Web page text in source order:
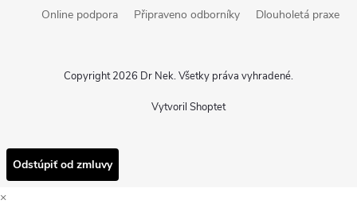
Online podpora Připraveno odborníky Dlouholetá praxe
Vytvoril Shoptet
Copyright 2026 Dr Nek. Všetky práva vyhradené.
Odstúpiť od zmluvy
×